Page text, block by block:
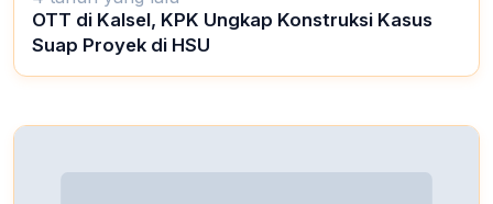
OTT di Kalsel, KPK Ungkap Konstruksi Kasus
Suap Proyek di HSU